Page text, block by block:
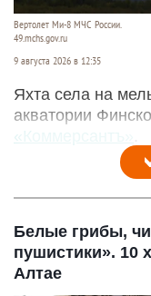
Вертолет Ми-8 МЧС России.
49.mchs.gov.ru
9 августа 2026 в 12:35
Яхта села на
акватории
«Коммерсантъ»
Белые грибы,
пушистики». 10
Алтае